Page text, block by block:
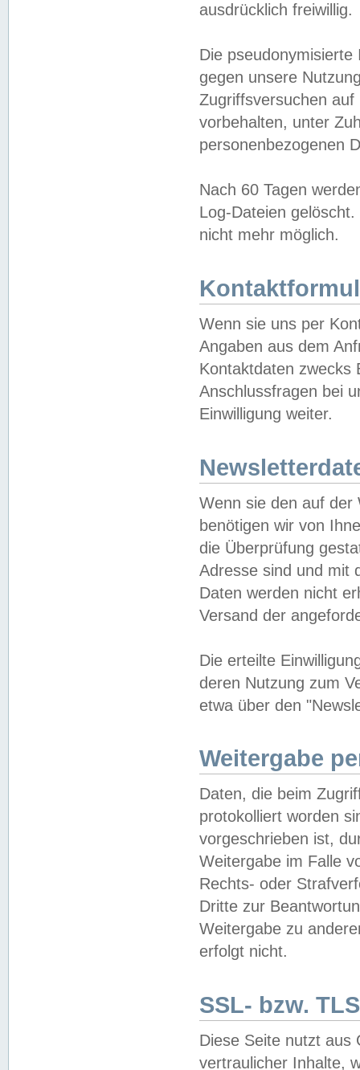
ausdrücklich freiwillig.
Die
gegen unsere
Zugriffsversuchen
vorbehalten, unter
personenbezogenen
Nach 60 Tagen
Log-Dateien
nicht mehr möglich.
Wenn sie uns per
Angaben aus dem
Kontaktdaten zwecks
Anschlussfragen bei
Einwilligung weiter.
Wenn sie den auf der
benötigen wir von
die Überprüfung
Adresse sind und mit
Daten werden nicht
Versand der
Die erteilte
deren Nutzung zum
etwa über den
Weitergabe
Daten, die beim
protokolliert worden
vorgeschrieben ist,
Weitergabe im Falle
Rechts- oder
Dritte zur
Weitergabe zu
erfolgt nicht.
SSL- bzw.
Diese Seite nutzt aus
vertraulicher Inhalte,